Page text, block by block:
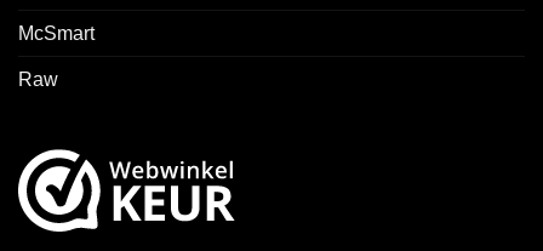
McSmart
Raw